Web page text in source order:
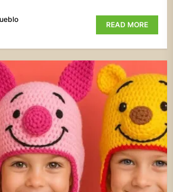
READ MORE